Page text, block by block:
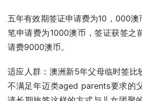
五年有效期签证申请费为10，000澳
笔申请费为1000澳币，签证获签之
请费9000澳币。
适应人群：澳洲新5年父母临时签比
不满足年迈类aged parents要求的